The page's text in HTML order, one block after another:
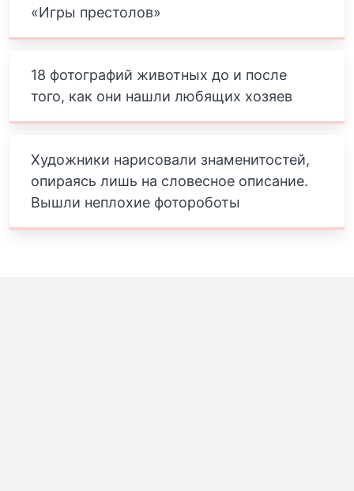
«Игры престолов»
18 фотографий животных до и после
того, как они нашли любящих хозяев
Художники нарисовали знаменитостей,
опираясь лишь на словесное описание.
Вышли неплохие фотороботы